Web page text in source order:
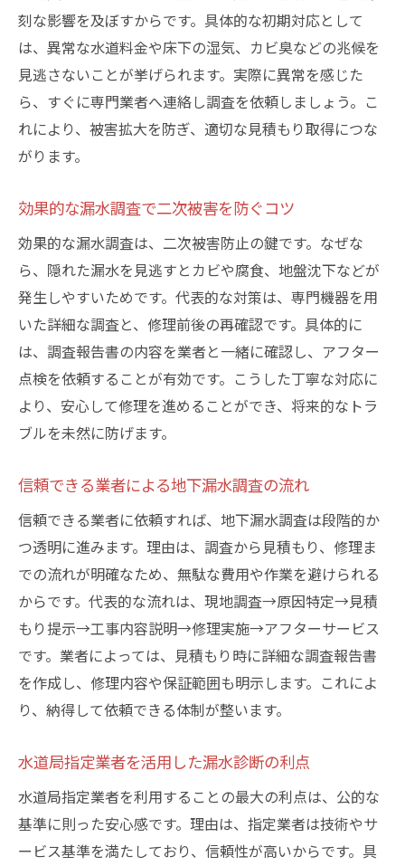
指定工事店が保証する施工品質と安心感
漏水調査で水道局指定業者を活用する利点
東京都水道局のサポートと減免制度利用法
指定業者利用での手続きや申請の流れ
ト
地下漏水見積もりで追加費用を避ける方法
見積もり内容に含まれる項目の確認要点
漏水修理でよくある追加請求のパターン
不明瞭な費用の見極めと事前質問の重要性
地下漏水修理で納得のいく費用説明を受け
トラブル回避のための契約前チェックリス
地下漏水における費用負担の減免制度を知る
地下漏水修理で利用できる減免制度の基礎
東京都水道局の費用減免申請手順を解説
漏水による高額請求を回避するための対策
減免制度の対象条件と必要書類の確認方法
減免申請の注意点とスムーズな進め方
水道局と協力した地下漏水解決のポイント
後悔しない地下漏水修理の最適な進め方
事前調査と見積もり比較で満足度を高める
信頼できる業者と連携した修理の進め方
アフターケアと保証内容をしっかり確認
地下漏水の再発防止策と日常点検の重要性
刻な影響を及ぼすからです。具体的な初期対応として
は、異常な水道料金や床下の湿気、カビ臭などの兆候を
見逃さないことが挙げられます。実際に異常を感じた
ら、すぐに専門業者へ連絡し調査を依頼しましょう。こ
れにより、被害拡大を防ぎ、適切な見積もり取得につな
がります。
効果的な漏水調査で二次被害を防ぐコツ
効果的な漏水調査は、二次被害防止の鍵です。なぜな
ら、隠れた漏水を見逃すとカビや腐食、地盤沈下などが
発生しやすいためです。代表的な対策は、専門機器を用
いた詳細な調査と、修理前後の再確認です。具体的に
は、調査報告書の内容を業者と一緒に確認し、アフター
点検を依頼することが有効です。こうした丁寧な対応に
より、安心して修理を進めることができ、将来的なトラ
ブルを未然に防げます。
信頼できる業者による地下漏水調査の流れ
信頼できる業者に依頼すれば、地下漏水調査は段階的か
つ透明に進みます。理由は、調査から見積もり、修理ま
での流れが明確なため、無駄な費用や作業を避けられる
からです。代表的な流れは、現地調査→原因特定→見積
もり提示→工事内容説明→修理実施→アフターサービス
です。業者によっては、見積もり時に詳細な調査報告書
を作成し、修理内容や保証範囲も明示します。これによ
り、納得して依頼できる体制が整います。
水道局指定業者を活用した漏水診断の利点
水道局指定業者を利用することの最大の利点は、公的な
基準に則った安心感です。理由は、指定業者は技術やサ
ービス基準を満たしており、信頼性が高いからです。具